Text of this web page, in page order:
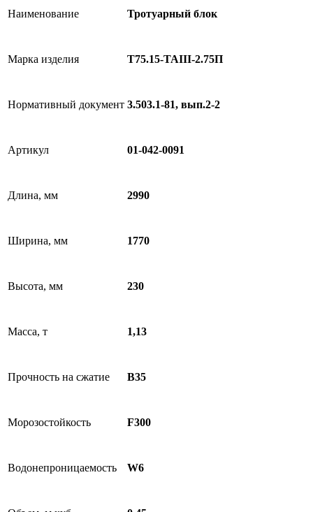
Наименование Тротуарный блок
Марка изделия Т75.15-TAIII-2.75П
Нормативный документ 3.503.1-81, вып.2-2
Артикул 01-042-0091
Длина, мм 2990
Ширина, мм 1770
Высота, мм 230
Масса, т 1,13
Прочность на сжатие B35
Морозостойкость F300
Водонепроницаемость W6